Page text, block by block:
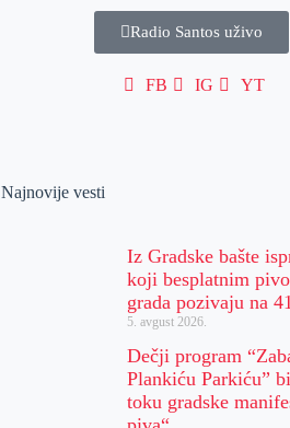
Radio Santos uživo
FB IG YT
Najnovije vesti
Iz Gradske bašte
koji besplatnim
grada pozivaju na
5. avgust 2026.
Dečji program
Plankiću Parkiću”
toku gradske